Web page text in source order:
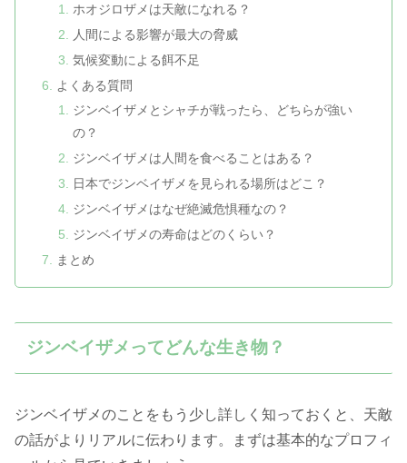
ホオジロザメは天敵になれる？
人間による影響が最大の脅威
気候変動による餌不足
よくある質問
ジンベイザメとシャチが戦ったら、どちらが強い
の？
ジンベイザメは人間を食べることはある？
日本でジンベイザメを見られる場所はどこ？
ジンベイザメはなぜ絶滅危惧種なの？
ジンベイザメの寿命はどのくらい？
まとめ
ジンベイザメってどんな生き物？
ジンベイザメのことをもう少し詳しく知っておくと、天敵
の話がよりリアルに伝わります。まずは基本的なプロフィ